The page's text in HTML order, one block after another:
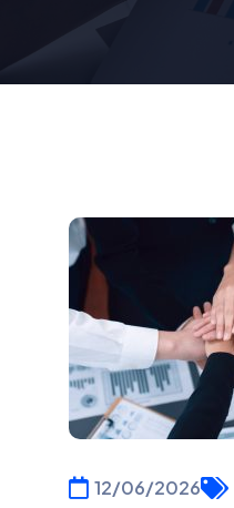
12/06/2026